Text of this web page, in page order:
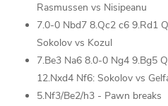
Rasmussen vs Nisipeanu
7.0-0 Nbd7 8.Qc2 c6 9.Rd1
Sokolov vs Kozul
7.Be3 Na6 8.0-0 Ng4 9.Bg5
12.Nxd4 Nf6: Sokolov vs
5.Nf3/Be2/h3 - Pawn breaks